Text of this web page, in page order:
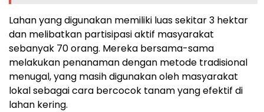
Lahan yang digunakan memiliki luas sekitar 3 hektar
dan melibatkan partisipasi aktif masyarakat
sebanyak 70 orang. Mereka bersama-sama
melakukan penanaman dengan metode tradisional
menugal, yang masih digunakan oleh masyarakat
lokal sebagai cara bercocok tanam yang efektif di
lahan kering.